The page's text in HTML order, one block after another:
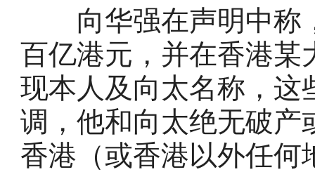
向华强在声明中称
百亿港元，并在香港某
现本人及向太名称，这
调，他和向太绝无破产
香港（或香港以外任何